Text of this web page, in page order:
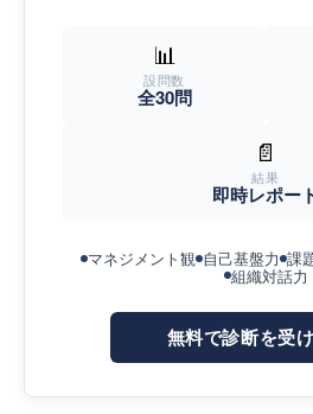
📊
設問数
全30問
📄
結果
即時レポー
マネジメント観 自己基盤力 課
組織対話力
無料で診断を受